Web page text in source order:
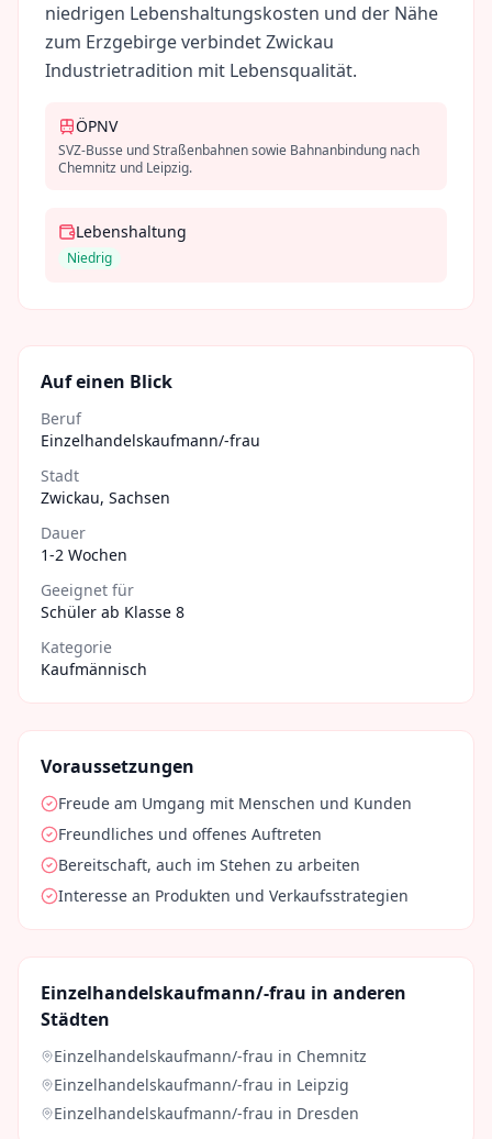
niedrigen Lebenshaltungskosten und der Nähe
zum Erzgebirge verbindet Zwickau
Industrietradition mit Lebensqualität.
ÖPNV
SVZ-Busse und Straßenbahnen sowie Bahnanbindung nach
Chemnitz und Leipzig.
Lebenshaltung
Niedrig
Auf einen Blick
Beruf
Einzelhandelskaufmann/-frau
Stadt
Zwickau, Sachsen
Dauer
1-2 Wochen
Geeignet für
Schüler ab Klasse 8
Kategorie
Kaufmännisch
Voraussetzungen
Freude am Umgang mit Menschen und Kunden
Freundliches und offenes Auftreten
Bereitschaft, auch im Stehen zu arbeiten
Interesse an Produkten und Verkaufsstrategien
Einzelhandelskaufmann/-frau in anderen
Städten
Einzelhandelskaufmann/-frau in Chemnitz
Einzelhandelskaufmann/-frau in Leipzig
Einzelhandelskaufmann/-frau in Dresden